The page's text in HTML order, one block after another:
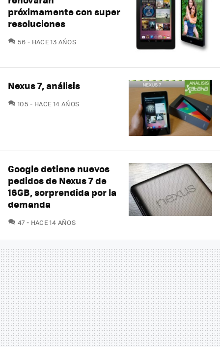
próximamente con super
resoluciones
56 COMENTARIOS
HACE 13 AÑOS
Nexus 7, análisis
105 COMENTARIOS
HACE 14 AÑOS
Google detiene nuevos
pedidos de Nexus 7 de
16GB, sorprendida por la
demanda
47COMENTARIOS
HACE 14 AÑOS